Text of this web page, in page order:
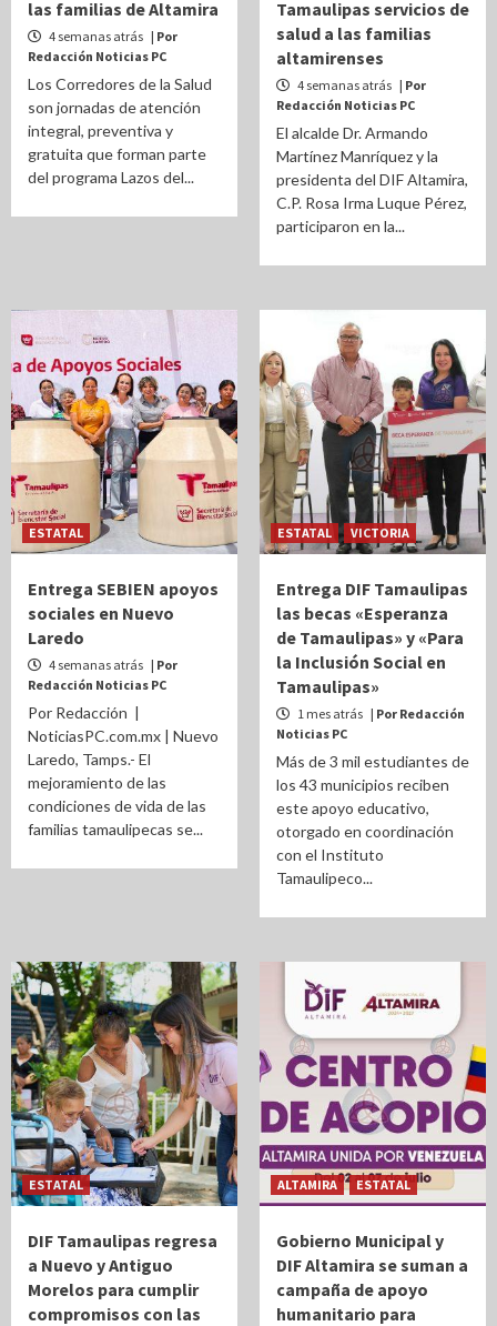
las familias de Altamira
4 semanas atrás | Por
Redacción Noticias PC
Los Corredores de la Salud
son jornadas de atención
integral, preventiva y
gratuita que forman parte
del programa Lazos del...
Tamaulipas servicios de
salud a las familias
altamirenses
4 semanas atrás | Por
Redacción Noticias PC
El alcalde Dr. Armando
Martínez Manríquez y la
presidenta del DIF Altamira,
C.P. Rosa Irma Luque Pérez,
participaron en la...
ESTATAL
Entrega SEBIEN apoyos
sociales en Nuevo
Laredo
4 semanas atrás | Por
Redacción Noticias PC
Por Redacción |
NoticiasPC.com.mx | Nuevo
Laredo, Tamps.- El
mejoramiento de las
condiciones de vida de las
familias tamaulipecas se...
ESTATAL VICTORIA
Entrega DIF Tamaulipas
las becas «Esperanza
de Tamaulipas» y «Para
la Inclusión Social en
Tamaulipas»
1 mes atrás | Por Redacción
Noticias PC
Más de 3 mil estudiantes de
los 43 municipios reciben
este apoyo educativo,
otorgado en coordinación
con el Instituto
Tamaulipeco...
ESTATAL
DIF Tamaulipas regresa
a Nuevo y Antiguo
Morelos para cumplir
compromisos con las
ALTAMIRA ESTATAL
Gobierno Municipal y
DIF Altamira se suman a
campaña de apoyo
humanitario para